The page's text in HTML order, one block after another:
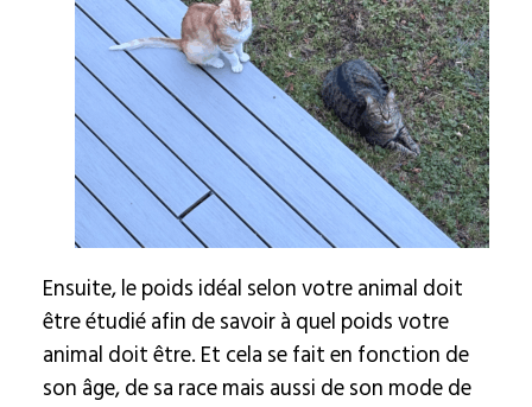
Ensuite, le poids idéal selon votre animal doit
être étudié afin de savoir à quel poids votre
animal doit être. Et cela se fait en fonction de
son âge, de sa race mais aussi de son mode de